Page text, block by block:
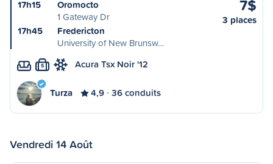
17h15
Oromocto
1 Gateway Dr
17h45
Fredericton
University of New Brunsw…
7$
3 places
S Acura Tsx Noir '12
Turza 4,9 36 conduits
Vendredi 14 Août